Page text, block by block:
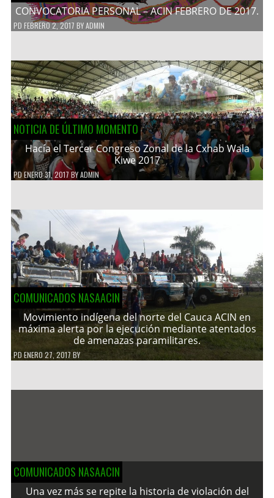
CONVOCATORIA PERSONAL – ACIN FEBRERO DE 2017.
PD FEBRERO 2, 2017 BYADMIN
NOTICIA DE ÚLTIMO MOMENTO
Hacía el Tercer Congreso Zonal de la Cxhab Wala
Kiwe 2017
PDENERO 31, 2017 BYADMIN
COMUNICADOS NASAACIN
Movimiento indígena del norte del Cauca ACIN en
máxima alerta por la ejecución mediante atentados
de amenazas paramilitares.
PDENERO 27, 2017 BY
COMUNICADOS NASAACIN
Una vez más se repite la historia de violación del